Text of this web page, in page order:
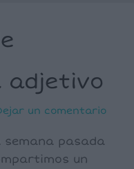
adjetivo
un comentario
semana pasada
un